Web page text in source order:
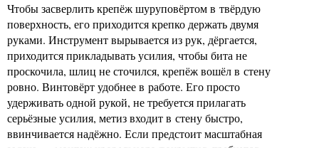
Чтобы засверлить крепёж шуруповёртом в твёрдую
поверхность, его приходится крепко держать двумя
руками. Инструмент вырывается из рук, дёргается,
приходится прикладывать усилия, чтобы бита не
проскочила, шлиц не сточился, крепёж вошёл в стену
ровно. Винтовёрт удобнее в работе. Его просто
удерживать одной рукой, не требуется прилагать
серьёзные усилия, метиз входит в стену быстро,
ввинчивается надёжно. Если предстоит масштабная